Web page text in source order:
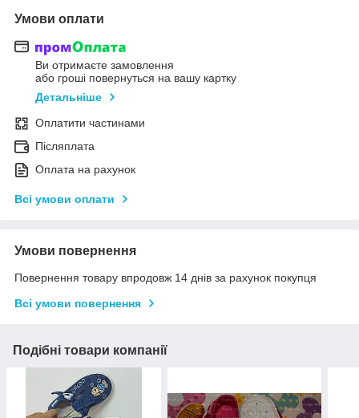
Умови оплати
Ви отримаєте замовлення
або гроші повернуться на вашу картку
Детальніше
Оплатити частинами
Післяплата
Оплата на рахунок
Всі умови оплати
Умови повернення
Повернення товару впродовж 14 днів за рахунок покупця
Всі умови повернення
Подібні товари компанії